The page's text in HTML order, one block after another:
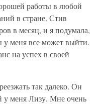
работы в любой
в стране. Стив
в месяц, и я подумала,
у меня все может выйти.
на успех в своей
так далеко. Он
у меня Лизу. Мне очень